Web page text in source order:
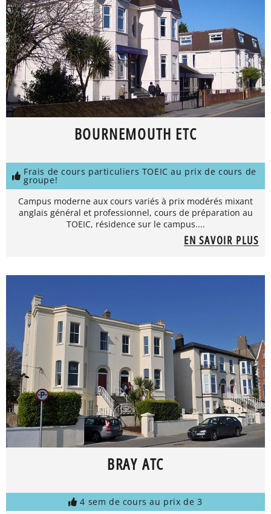
BOURNEMOUTH ETC
Frais de cours particuliers TOEIC au prix de cours de
groupe!
Campus moderne aux cours variés à prix modérés mixant
anglais général et professionnel, cours de préparation au
TOEIC, résidence sur le campus....
EN SAVOIR PLUS
BRAY ATC
4 sem de cours au prix de 3